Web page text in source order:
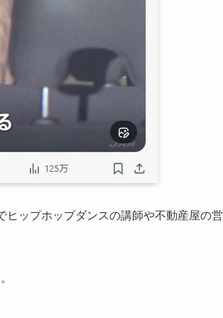
ップホップダンスの講師や不動産屋の営